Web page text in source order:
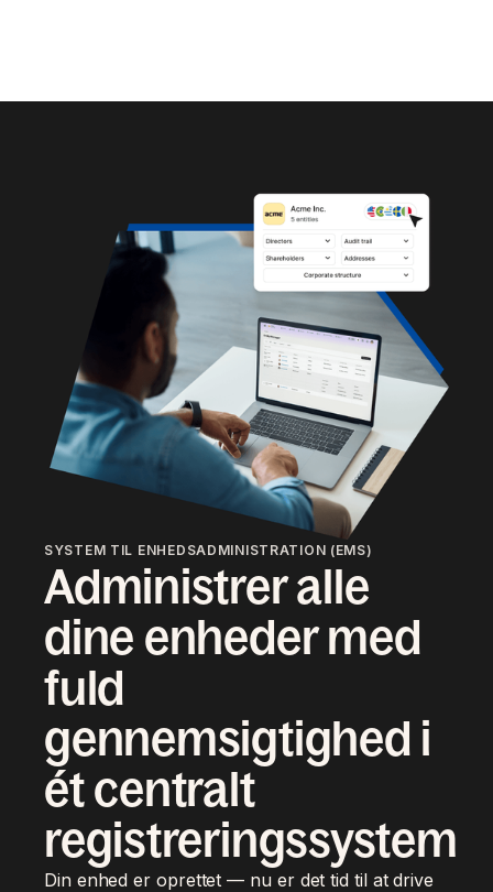
SYSTEM TIL ENHEDSADMINISTRATION (EMS)
Administrer alle
dine enheder med
fuld
gennemsigtighed i
ét centralt
registreringssystem
Din enhed er oprettet — nu er det tid til at drive